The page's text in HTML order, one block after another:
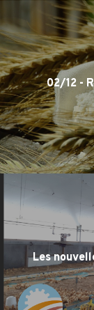
02/12 -
Les